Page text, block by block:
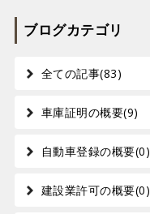
ブログカテゴリ
全ての記事(83)
車庫証明の概要(9)
自動車登録の概要(0)
建設業許可の概要(0)